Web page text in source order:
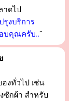
าดไป
รุงบริการ
บคุณครับ.."
งทั่วไป เช่น
ซักผ้า สำหรับ